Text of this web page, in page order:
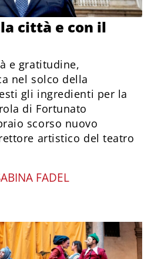
città e con il
e gratitudine,
nel solco della
gli ingredienti per la
di Fortunato
scorso nuovo
artistico del teatro
FADEL